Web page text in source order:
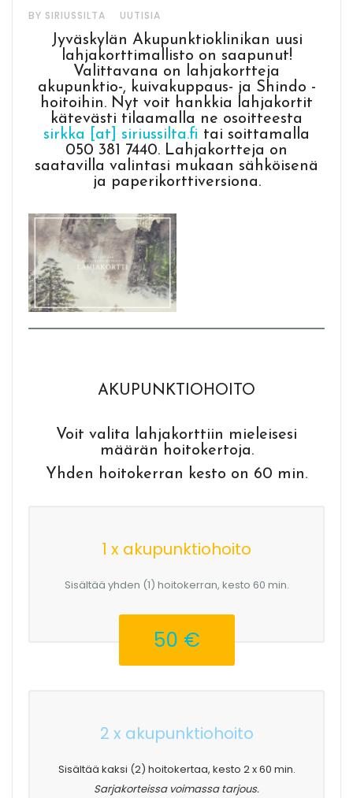
BY SIRIUSSILTA UUTISIA
Jyväskylän Akupunktioklinikan uusi
lahjakorttimallisto on saapunut!
Valittavana on lahjakortteja
akupunktio-, kuivakuppaus- ja Shindo -
hoitoihin. Nyt voit hankkia lahjakortit
kätevästi tilaamalla ne osoitteesta
sirkka [at] siriussilta.fi tai soittamalla
050 381 7440. Lahjakortteja on
saatavilla valintasi mukaan sähköisenä
ja paperikorttiversiona.
AKUPUNKTIOHOITO
Voit valita lahjakorttiin mieleisesi
määrän hoitokertoja.
Yhden hoitokerran kesto on 60 min.
1 x akupunktiohoito
Sisältää yhden (1) hoitokerran, kesto 60 min.
50 €
2 x akupunktiohoito
Sisältää kaksi (2) hoitokertaa, kesto 2 x 60 min.
Sarjakorteissa voimassa tarjous.